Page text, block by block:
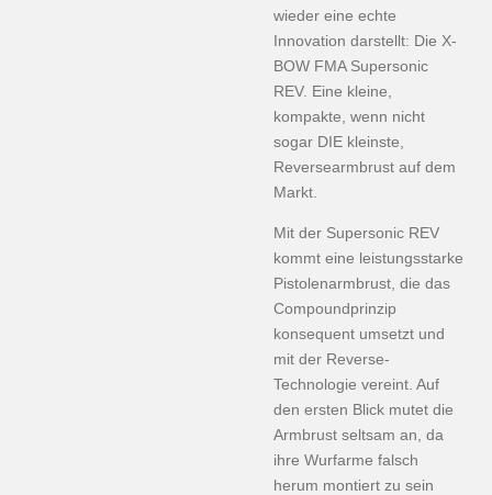
wieder eine echte
Innovation darstellt: Die X-
BOW FMA Supersonic
REV. Eine kleine,
kompakte, wenn nicht
sogar DIE kleinste,
Reversearmbrust auf dem
Markt.
Mit der Supersonic REV
kommt eine leistungsstarke
Pistolenarmbrust, die das
Compoundprinzip
konsequent umsetzt und
mit der Reverse-
Technologie vereint. Auf
den ersten Blick mutet die
Armbrust seltsam an, da
ihre Wurfarme falsch
herum montiert zu sein